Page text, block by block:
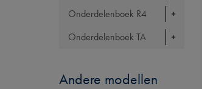
Onderdelenboek R4
Onderdelenboek TA
Andere modellen